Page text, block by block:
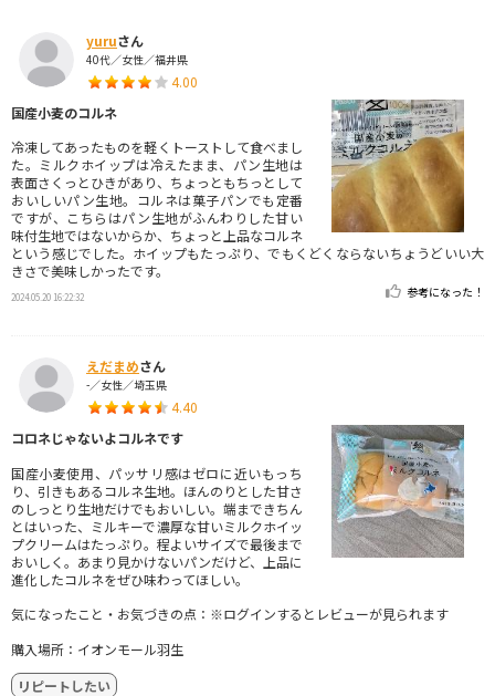
yuruさん
40代／女性／福井県
4.00
国産小麦のコルネ
冷凍してあったものを軽くトーストして食べまし
た。ミルクホイップは冷えたまま、パン生地は
表面さくっとひきがあり、ちょっともちっとして
おいしいパン生地。コルネは菓子パンでも定番
ですが、こちらはパン生地がふんわりした甘い
味付生地ではないからか、ちょっと上品なコルネ
という感じでした。ホイップもたっぷり、でもくどくならないちょうどいい大
きさで美味しかったです。
2024.05.20 16:22:32 参考になった！
えだまめさん
-／女性／埼玉県
4.40
コロネじゃないよコルネです
国産小麦使用、パッサリ感はゼロに近いもっち
り、引きもあるコルネ生地。ほんのりとした甘さ
のしっとり生地だけでもおいしい。端まできちん
とはいった、ミルキーで濃厚な甘いミルクホイッ
プクリームはたっぷり。程よいサイズで最後まで
おいしく。あまり見かけないパンだけど、上品に
進化したコルネをぜひ味わってほしい。
気になったこと・お気づきの点：※ログインするとレビューが見られます
購入場所：イオンモール羽生
リピートしたい